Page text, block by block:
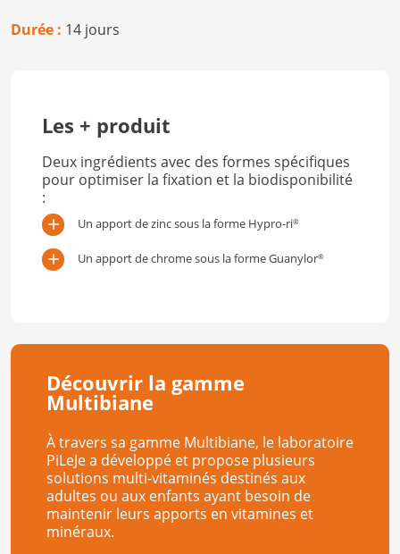
Durée : 14 jours
Les + produit
Deux ingrédients avec des formes spécifiques
pour optimiser la fixation et la biodisponibilité
:
Un apport de zinc sous la forme Hypro-ri®
Un apport de chrome sous la forme Guanylor®
Découvrir la gamme
Multibiane
À travers sa gamme Multibiane, le laboratoire
PiLeJe a développé et propose plusieurs
solutions multi-vitaminés destinés aux
adultes ou aux enfants ayant besoin de
maintenir leurs apports en vitamines et
minéraux.